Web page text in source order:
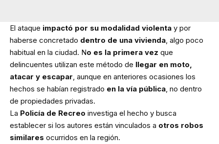
El ataque impactó por su modalidad violenta y por
haberse concretado dentro de una vivienda, algo poco
habitual en la ciudad. No es la primera vez que
delincuentes utilizan este método de llegar en moto,
atacar y escapar, aunque en anteriores ocasiones los
hechos se habían registrado en la vía pública, no dentro
de propiedades privadas.
La Policía de Recreo investiga el hecho y busca
establecer si los autores están vinculados a otros robos
similares ocurridos en la región.